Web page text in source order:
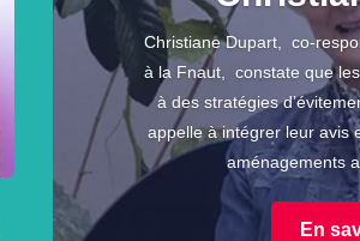
Christiane Dupart, co-
à la Fnaut, constate que
à des stratégies
appelle à intégrer leur avis
aménagements
En